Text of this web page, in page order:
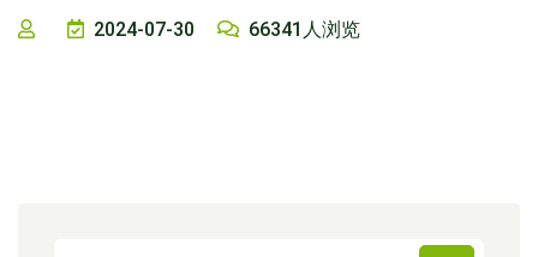
2024-07-30 66341人浏览